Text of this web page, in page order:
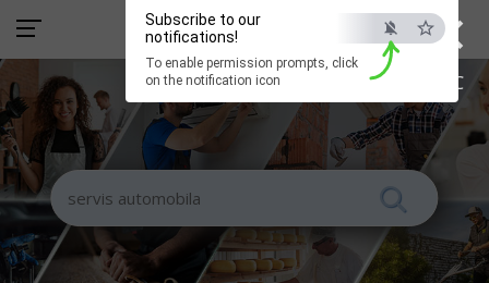
×
ESC
Subscribe to our
notifications!
To enable permission prompts, click
on the notification icon